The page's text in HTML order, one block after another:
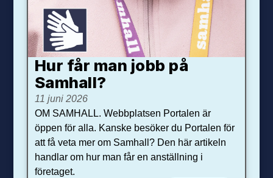
Hur får man jobb på
Samhall?
11 juni 2026
OM SAMHALL. Webbplatsen Portalen är
öppen för alla. Kanske besöker du Portalen för
att få veta mer om Samhall? Den här artikeln
handlar om hur man får en anställning i
företaget.